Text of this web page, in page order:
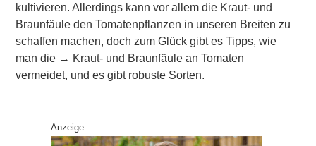
kultivieren. Allerdings kann vor allem die Kraut- und
Braunfäule den Tomatenpflanzen in unseren Breiten zu
schaffen machen, doch zum Glück gibt es Tipps, wie
man die → Kraut- und Braunfäule an Tomaten
vermeidet, und es gibt robuste Sorten.
Anzeige